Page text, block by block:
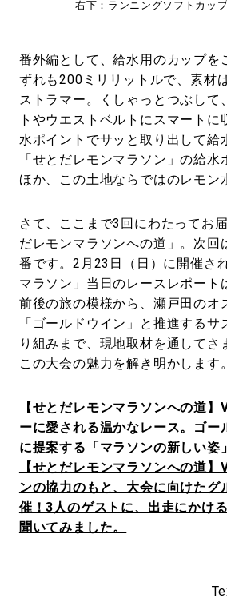
右下： ランニングソフトカッ
番外編として、給水用のカップを
ずれも200ミリリットルで、素材
ストラマー。くしゃっとつぶして
トやウエストベルトにスマートに
水ポイントでサッと取り出して給
「せとだレモンマラソン」の給
ほか、この土地ならではのレモン
さて、ここまで3回にわたってお
だレモンマラソンへの道」。次回
番です。2月23日（日）に開催さ
マラソン」当日のレースレポート
前後の旅の模様から、瀬戸田のオ
「ゴールドウイン」と推進するサ
り組みまで、現地取材を通してさ
この大会の魅力を解き明かします
【せとだレモンマラソンへの道
ーに愛される温かなレース。ゴー
に提案する「マラソンの新しい姿
【せとだレモンマラソンへの道
ンの協力のもと、大会に向けたグ
催！3人のゲストに、出走にかけ
聞いてみました。